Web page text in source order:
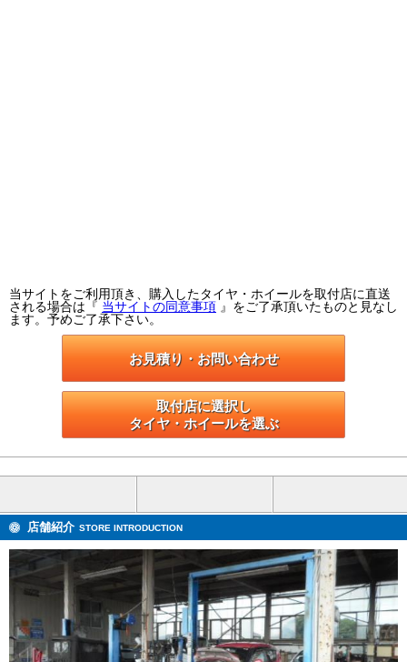
当サイトをご利用頂き、購入したタイヤ・ホイールを取付店に直送
される場合は『 当サイトの同意事項 』をご了承頂いたものと見なし
ます。予めご了承下さい。
お見積り・お問い合わせ
取付店に選択し
タイヤ・ホイールを選ぶ
店舗紹介 STORE INTRODUCTION